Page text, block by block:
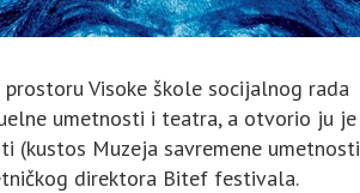
Visoke škole socijalnog rada
umetnosti i teatra, a otvorio ju je
(kustos Muzeja savremene umetnosti
direktora Bitef festivala.